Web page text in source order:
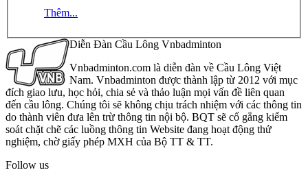
Thêm...
Diễn Đàn Cầu Lông Vnbadminton
Vnbadminton.com là diễn đàn về Cầu Lông Việt
Nam. Vnbadminton được thành lập từ 2012 với mục
đích giao lưu, học hỏi, chia sẻ và thảo luận mọi vấn đề liên quan
đến cầu lông. Chúng tôi sẽ không chịu trách nhiệm với các thông tin
do thành viên đưa lên trừ thông tin nội bộ. BQT sẽ cố gắng kiểm
soát chặt chẽ các luồng thông tin Website đang hoạt động thử
nghiệm, chờ giấy phép MXH của Bộ TT & TT.
Follow us